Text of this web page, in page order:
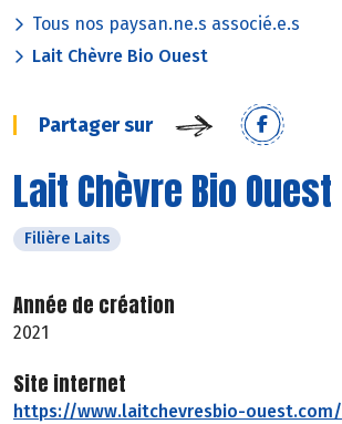
Tous nos paysan.ne.s associé.e.s
Lait Chèvre Bio Ouest
Partager sur
Lait Chèvre Bio Ouest
Filière Laits
Année de création
2021
Site internet
https://www.laitchevresbio-ouest.com/